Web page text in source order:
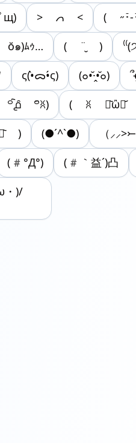
щ) > 𐢭 < ( ˶･̆
๑)ﾑｩ… ( ¨̮ )
ς(•̀ᯅ•́ς) (๐•̆·̭•̆๐)
꒪҄ꐦ) ( ꐦ ･᷅ὢ･᷄
) (●´^`●) （
(#°Д°) (#｀益´)凸
・)/